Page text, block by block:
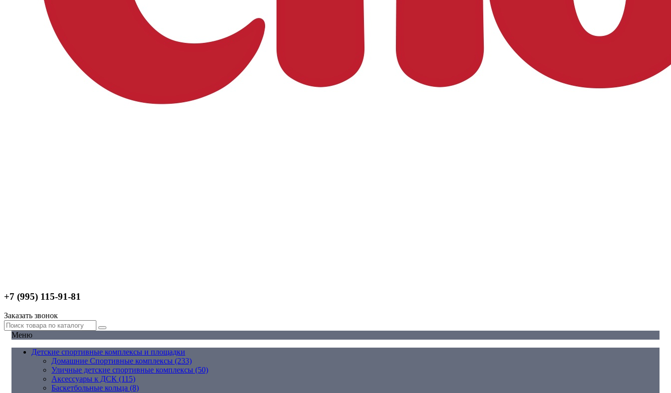
+7 (995) 115-91-81
Заказать звонок
Меню
Детские спортивные комплексы и площадки
Домашние Спортивные комплексы (233)
Уличные детские спортивные комплексы (50)
Аксессуары к ДСК (115)
Баскетбольные кольца (8)